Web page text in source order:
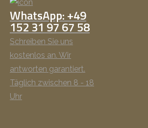
WhatsApp: +49
152 31 97 67 58
Schreiben Sie uns
kostenlos an. Wir
antworten garantiert.
Täglich zwischen 8 - 18
Uhr